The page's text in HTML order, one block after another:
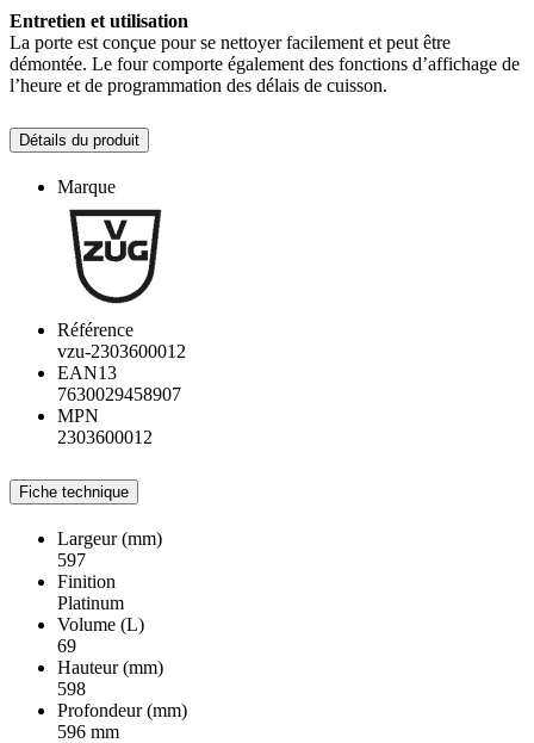
Entretien et utilisation
La porte est conçue pour se nettoyer facilement et peut être
démontée. Le four comporte également des fonctions d’affichage de
l’heure et de programmation des délais de cuisson.
Détails du produit
Marque
Référence
vzu-2303600012
EAN13
7630029458907
MPN
2303600012
Fiche technique
Largeur (mm)
597
Finition
Platinum
Volume (L)
69
Hauteur (mm)
598
Profondeur (mm)
596 mm